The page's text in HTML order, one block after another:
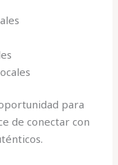
para
de conectar con